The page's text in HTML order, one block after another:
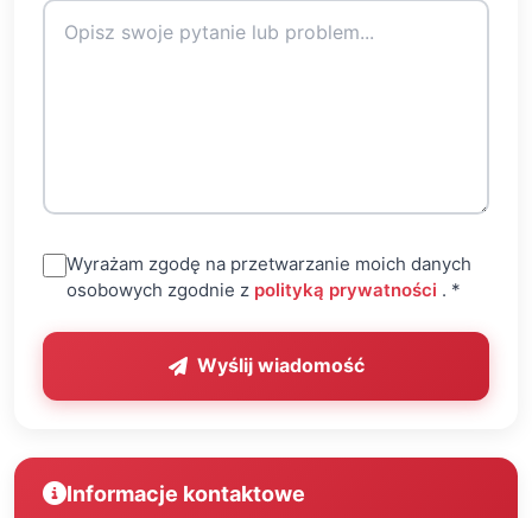
Wyrażam zgodę na przetwarzanie moich danych
osobowych zgodnie z polityką prywatności (otwiera
. *
Wyślij wiadomość
Informacje kontaktowe